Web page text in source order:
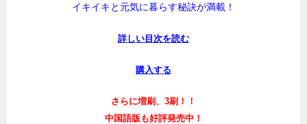
イキイキと元気に暮らす秘訣が満載！
詳しい目次を読む
購入する
さらに増刷、3刷！！
中国語版も好評発売中！